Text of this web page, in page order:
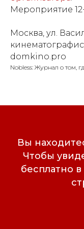
Мероприятие
Москва, ул.
domkino.pro
Nobless: Журнал о том,
Вы
Чтобы
бесплатно